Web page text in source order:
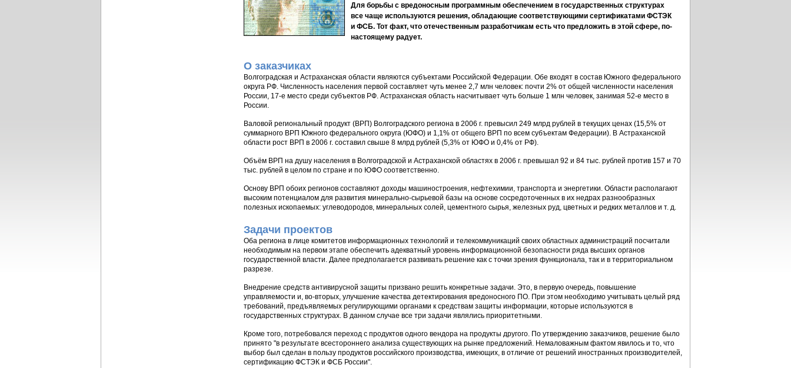
Для борьбы с вредоносным программным обеспечением в государственных структурах
все чаще используются решения, обладающие соответствующими сертификатами ФСТЭК
и ФСБ. Тот факт, что отечественным разработчикам есть что предложить в этой сфере, по-
настоящему радует.
О заказчиках
Волгоградская и Астраханская области являются субъектами Российской Федерации. Обе входят в состав Южного федерального
округа РФ. Численность населения первой составляет чуть менее 2,7 млн человек: почти 2% от общей численности населения
России, 17-е место среди субъектов РФ. Астраханская область насчитывает чуть больше 1 млн человек, занимая 52-е место в
России.
Валовой региональный продукт (ВРП) Волгоградского региона в 2006 г. превысил 249 млрд рублей в текущих ценах (15,5% от
суммарного ВРП Южного федерального округа (ЮФО) и 1,1% от общего ВРП по всем субъектам Федерации). В Астраханской
области рост ВРП в 2006 г. составил свыше 8 млрд рублей (5,3% от ЮФО и 0,4% от РФ).
Объём ВРП на душу населения в Волгоградской и Астраханской областях в 2006 г. превышал 92 и 84 тыс. рублей против 157 и 70
тыс. рублей в целом по стране и по ЮФО соответственно.
Основу ВРП обоих регионов составляют доходы машиностроения, нефтехимии, транспорта и энергетики. Области располагают
высоким потенциалом для развития минерально-сырьевой базы на основе сосредоточенных в их недрах разнообразных
полезных ископаемых: углеводородов, минеральных солей, цементного сырья, железных руд, цветных и редких металлов и т. д.
Задачи проектов
Оба региона в лице комитетов информационных технологий и телекоммуникаций своих областных администраций посчитали
необходимым на первом этапе обеспечить адекватный уровень информационной безопасности ряда высших органов
государственной власти. Далее предполагается развивать решение как с точки зрения функционала, так и в территориальном
разрезе.
Внедрение средств антивирусной защиты призвано решить конкретные задачи. Это, в первую очередь, повышение
управляемости и, во-вторых, улучшение качества детектирования вредоносного ПО. При этом необходимо учитывать целый ряд
требований, предъявляемых регулирующими органами к средствам защиты информации, которые используются в
государственных структурах. В данном случае все три задачи являлись приоритетными.
Кроме того, потребовался переход с продуктов одного вендора на продукты другого. По утверждению заказчиков, решение было
принято "в результате всестороннего анализа существующих на рынке предложений. Немаловажным фактом явилось и то, что
выбор был сделан в пользу продуктов российского производства, имеющих, в отличие от решений иностранных производителей,
сертификацию ФСТЭК и ФСБ России".